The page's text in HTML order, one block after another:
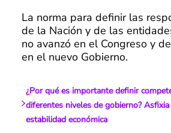
La norma para definir las
de la Nación y de las
no avanzó en el Congreso y
en el nuevo Gobierno.
¿Por qué es importante definir
diferentes niveles de gobierno?
estabilidad económica